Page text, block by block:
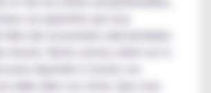
sur quantités qui vous
faire des économies substantielles
favoris. Notre service client est à
pour répondre à toutes vos
aider dans vos choix. Que vous